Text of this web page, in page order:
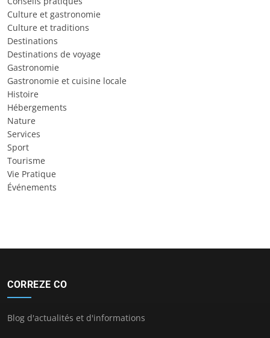
Culture et gastronomie
Culture et traditions
Destinations
Destinations de voyage
Gastronomie
Gastronomie et cuisine locale
Histoire
Hébergements
Nature
Services
Sport
Tourisme
Vie Pratique
Événements
CORREZE CO
Blog d'actualités et d'informations